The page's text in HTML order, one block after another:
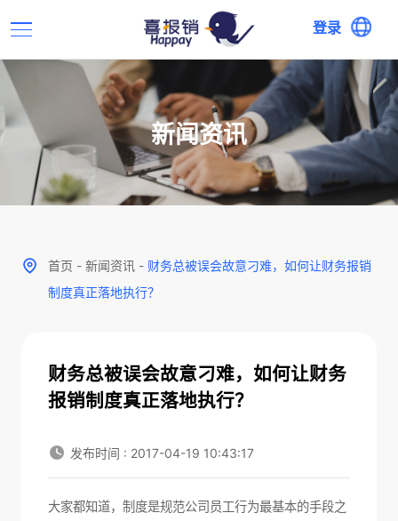
登录
新闻资讯
首页 - 新闻资讯 - 财务总被误会故意刁难，如何让财务报销
制度真正落地执行？
财务总被误会故意刁难，如何让财务
报销制度真正落地执行？
发布时间 : 2017-04-19 10:43:17
大家都知道，制度是规范公司员工行为最基本的手段之